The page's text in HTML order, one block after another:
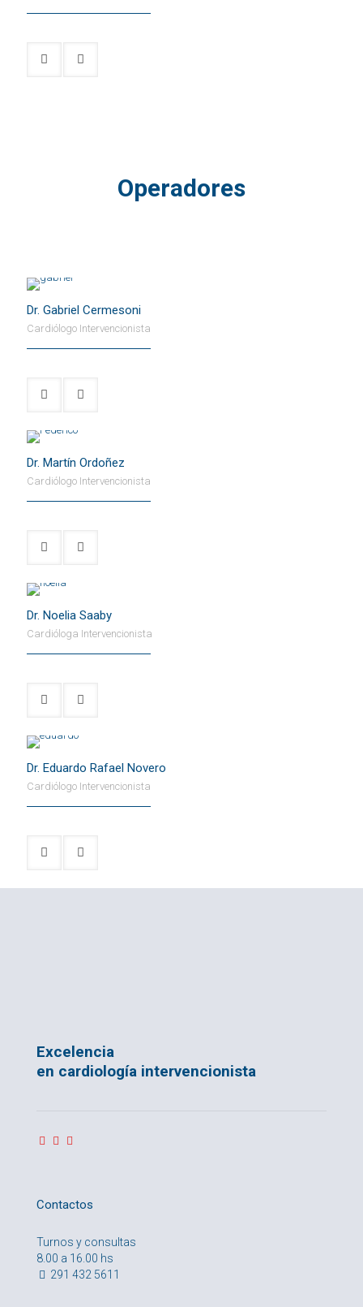
Operadores
Dr. Gabriel Cermesoni
Cardiólogo Intervencionista
Dr. Martín Ordoñez
Cardiólogo Intervencionista
Dr. Noelia Saaby
Cardióloga Intervencionista
Dr. Eduardo Rafael Novero
Cardiólogo Intervencionista
Excelencia
en cardiología intervencionista
Contactos
Turnos y consultas
8.00 a 16.00 hs
291 432 5611